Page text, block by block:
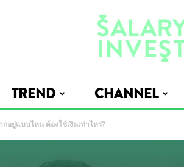
Salary
TREND CHANNEL
อยู่แบบไหน ต้องใช้เงินเท่าไหร่?